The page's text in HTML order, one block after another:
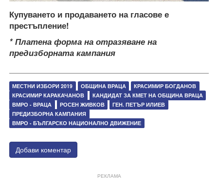
Купуването и продаването на гласове е
престъпление!
* Платена форма на отразяване на
предизборната кампания
МЕСТНИ ИЗБОРИ 2019 ОБЩИНА ВРАЦА
КРАСИМИР БОГДАНОВ
КРАСИМИР КАРАКАЧАНОВ
КАНДИДАТ ЗА КМЕТ НА ОБЩИНА ВРАЦА
ВМРО - ВРАЦА
РОСЕН ЖИВКОВ
ГЕН. ПЕТЪР ИЛИЕВ
ПРЕДИЗБОРНА КАМПАНИЯ
ВМРО - БЪЛГАРСКО НАЦИОНАЛНО ДВИЖЕНИЕ
Добави коментар
РЕКЛАМА